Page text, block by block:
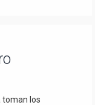
toman los